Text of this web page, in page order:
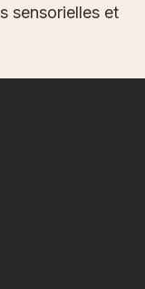
sensorielles et